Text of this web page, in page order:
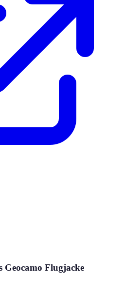
Geocamo Flugjacke